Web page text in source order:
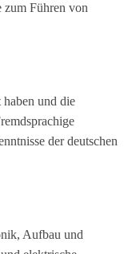
Führen von
haben und die
der deutschen
Aufbau und